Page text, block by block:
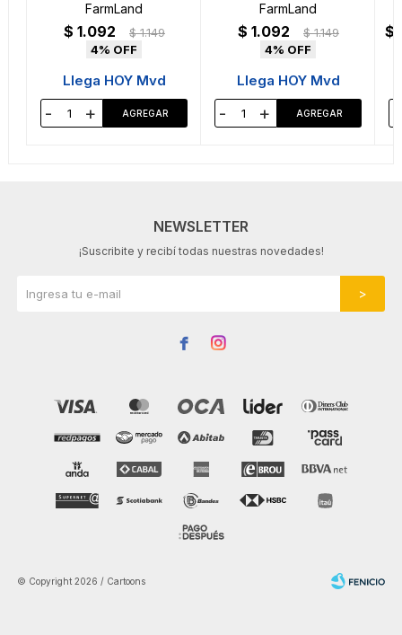
FarmLand
$ 1.092 $ 1.149
4
Llega HOY Mvd
- +
FarmLand
$ 1.092 $ 1.149
4
Llega HOY Mvd
- +
$
NEWSLETTER
¡Suscribite y recibí todas nuestras novedades!
 
© Copyright 2026 / Cartoons